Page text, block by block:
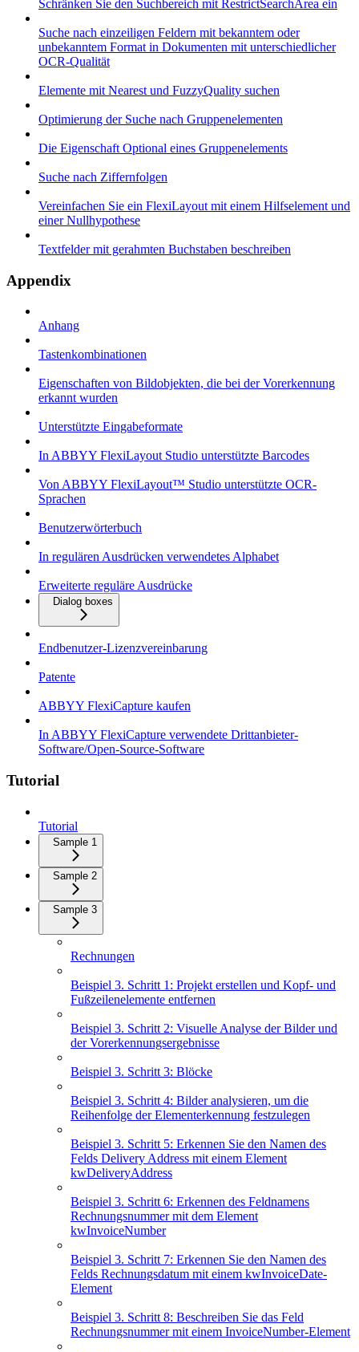
Schränken Sie den Suchbereich mit RestrictSearchArea ein
Suche nach einzeiligen Feldern mit bekanntem oder
unbekanntem Format in Dokumenten mit unterschiedlicher
OCR-Qualität
Elemente mit Nearest und FuzzyQuality suchen
Optimierung der Suche nach Gruppenelementen
Die Eigenschaft Optional eines Gruppenelements
Suche nach Ziffernfolgen
Vereinfachen Sie ein FlexiLayout mit einem Hilfselement und
einer Nullhypothese
Textfelder mit gerahmten Buchstaben beschreiben
Appendix
Anhang
Tastenkombinationen
Eigenschaften von Bildobjekten, die bei der Vorerkennung
erkannt wurden
Unterstützte Eingabeformate
In ABBYY FlexiLayout Studio unterstützte Barcodes
Von ABBYY FlexiLayout™ Studio unterstützte OCR-
Sprachen
Benutzerwörterbuch
In regulären Ausdrücken verwendetes Alphabet
Erweiterte reguläre Ausdrücke
Dialog boxes
Endbenutzer-Lizenzvereinbarung
Patente
ABBYY FlexiCapture kaufen
In ABBYY FlexiCapture verwendete Drittanbieter-
Software/Open-Source-Software
Tutorial
Tutorial
Sample 1
Sample 2
Sample 3
Rechnungen
Beispiel 3. Schritt 1: Projekt erstellen und Kopf- und
Fußzeilenelemente entfernen
Beispiel 3. Schritt 2: Visuelle Analyse der Bilder und
der Vorerkennungsergebnisse
Beispiel 3. Schritt 3: Blöcke
Beispiel 3. Schritt 4: Bilder analysieren, um die
Reihenfolge der Elementerkennung festzulegen
Beispiel 3. Schritt 5: Erkennen Sie den Namen des
Felds Delivery Address mit einem Element
kwDeliveryAddress
Beispiel 3. Schritt 6: Erkennen des Feldnamens
Rechnungsnummer mit dem Element
kwInvoiceNumber
Beispiel 3. Schritt 7: Erkennen Sie den Namen des
Felds Rechnungsdatum mit einem kwInvoiceDate-
Element
Beispiel 3. Schritt 8: Beschreiben Sie das Feld
Rechnungsnummer mit einem InvoiceNumber-Element